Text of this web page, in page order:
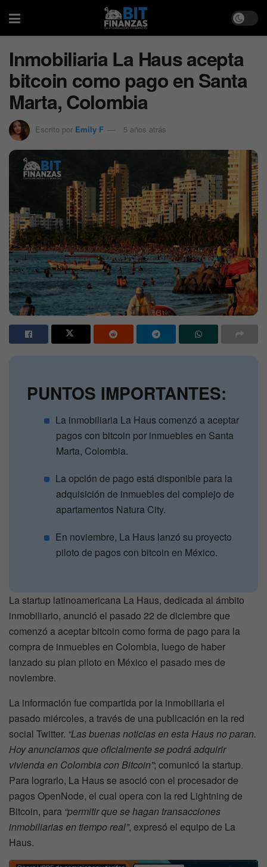
Inmobiliaria La Haus acepta
bitcoin como pago en Santa
Marta, Colombia
Escrito por Emily F 5 años atrás
PUNTOS IMPORTANTES:
La inmobiliaria La Haus comenzó a aceptar
pagos con bitcoin por inmuebles en Santa
Marta, Colombia.
La opción de pago está disponible para la
adquisición de inmuebles del complejo de
apartamentos Natura City.
En noviembre, La Haus lanzó su proyecto
piloto de pagos con bitcoin en México.
La startup latinoamericana La Haus, dedicada al ámbito
inmobiliario, anunció el pasado 22 de diciembre que
comenzó a aceptar bitcoin como forma de pago para la
compra de inmuebles en Colombia, luego de haber
lanzado su plan piloto en México el pasado mes de
noviembre.
La información fue compartida por la inmobiliaria el
pasado miércoles, a través de una publicación en la red
social Twitter. “Las buenas noticias en esta Haus no paran.
Hoy anunciamos que oficialmente se podrá adquirir
vivienda en Colombia con Bitcoin”; comunicó la startup.
Para lograrlo, La Haus se asoció con el procesador de
pagos OpenNode, el cual opera con la red Lightning de
Bitcoin, para “permitir que se hagan transacciones
inmobiliarias en tiempo real”, expresó el equipo de La
Haus.